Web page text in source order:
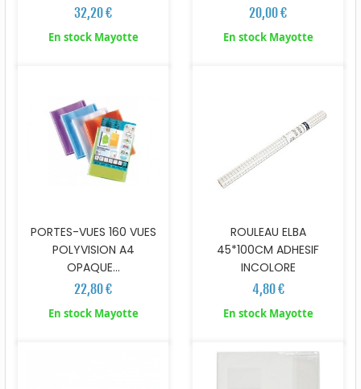
32,20 €
En stock Mayotte
20,00 €
En stock Mayotte
PORTES-VUES 160 VUES
POLYVISION A4
OPAQUE...
22,80 €
En stock Mayotte
ROULEAU ELBA
45*100CM ADHESIF
INCOLORE
4,80 €
En stock Mayotte